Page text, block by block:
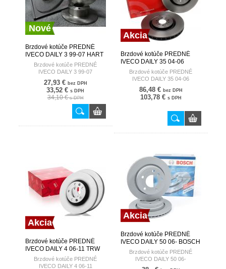
Nové
Brzdové kotúče PREDNÉ
IVECO DAILY 3 99-07 HART
Brzdové kotúče PREDNÉ
IVECO DAILY 3 99-07
27,93 € bez DPH
33,52 € s DPH
34,10 €s DPH
Akcia
Brzdové kotúče PREDNÉ
IVECO DAILY 35 04-06
BREMBO
Brzdové kotúče PREDNÉ
IVECO DAILY 35 04-06
86,48 € bez DPH
103,78 € s DPH
Akcia
Brzdové kotúče PREDNÉ
IVECO DAILY 4 06-11 TRW
Brzdové kotúče PREDNÉ
IVECO DAILY 4 06-11
Akcia
Brzdové kotúče PREDNÉ
IVECO DAILY 50 06- BOSCH
Brzdové kotúče PREDNÉ
IVECO DAILY 50 06-